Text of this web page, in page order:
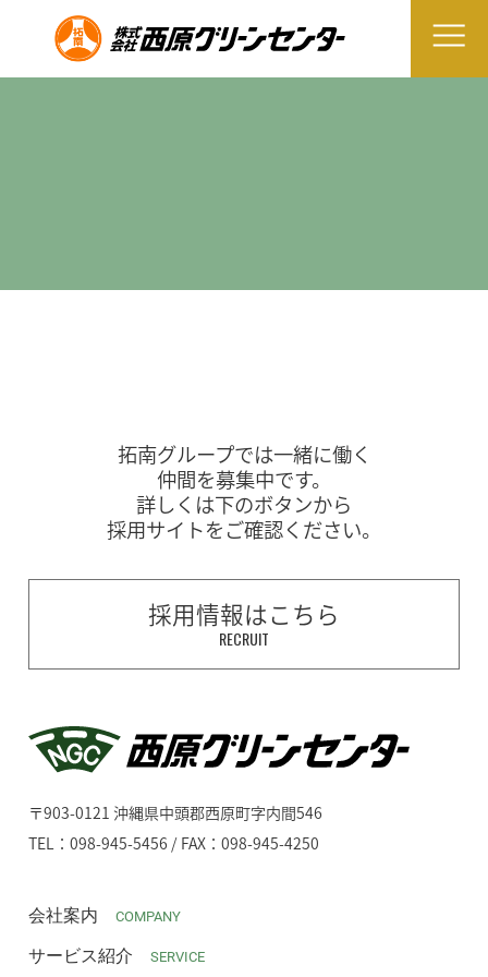
拓南グループでは一緒に働く
仲間を募集中です。
詳しくは下のボタンから
採用サイトをご確認ください。
採用情報はこちら
RECRUIT
〒903-0121 沖縄県中頭郡西原町字内間546
TEL：098-945-5456 / FAX：098-945-4250
会社案内 COMPANY
サービス紹介 SERVICE